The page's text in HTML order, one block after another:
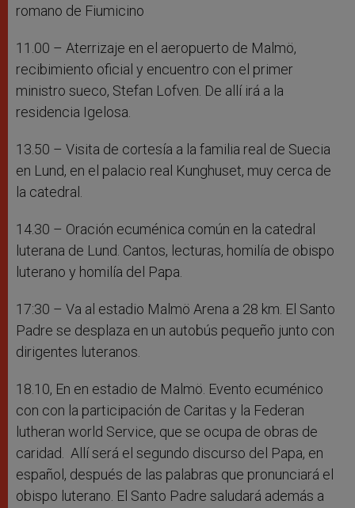
romano de Fiumicino
11.00 – Aterrizaje en el aeropuerto de Malmö,
recibimiento oficial y encuentro con el primer
ministro sueco, Stefan Lofven. De allí irá a la
residencia Igelosa.
13.50 – Visita de cortesía a la familia real de Suecia
en Lund, en el palacio real Kunghuset, muy cerca de
la catedral.
14.30 – Oración ecuménica común en la catedral
luterana de Lund. Cantos, lecturas, homilía de obispo
luterano y homilía del Papa.
17:30 – Va al estadio Malmö Arena a 28 km. El Santo
Padre se desplaza en un autobús pequeño junto con
dirigentes luteranos.
18.10, En en estadio de Malmö. Evento ecuménico
con con la participación de Caritas y la Federan
lutheran world Service, que se ocupa de obras de
caridad. Allí será el segundo discurso del Papa, en
español, después de las palabras que pronunciará el
obispo luterano. El Santo Padre saludará además a